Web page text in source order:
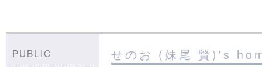
PUBLIC せのお (妹尾 賢)'s